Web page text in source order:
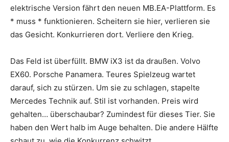
elektrische Version fährt den neuen MB.EA-Plattform. Es
* muss * funktionieren. Scheitern sie hier, verlieren sie
das Gesicht. Konkurrieren dort. Verliere den Krieg.
Das Feld ist überfüllt. BMW iX3 ist da draußen. Volvo
EX60. Porsche Panamera. Teures Spielzeug wartet
darauf, sich zu stürzen. Um sie zu schlagen, stapelte
Mercedes Technik auf. Stil ist vorhanden. Preis wird
gehalten… überschaubar? Zumindest für dieses Tier. Sie
haben den Wert halb im Auge behalten. Die andere Hälfte